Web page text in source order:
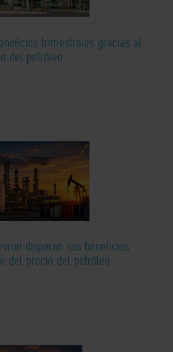
trimestrales gracias al
del petróleo
disparan sus beneficios
del precio del petróleo